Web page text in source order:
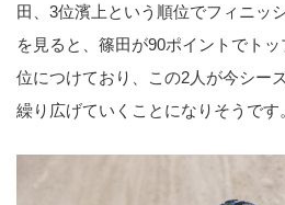
田、3位濱上という順位でフィニッ
を見ると、篠田が90ポイントでト
位につけており、この2人が今シー
繰り広げていくことになりそうです